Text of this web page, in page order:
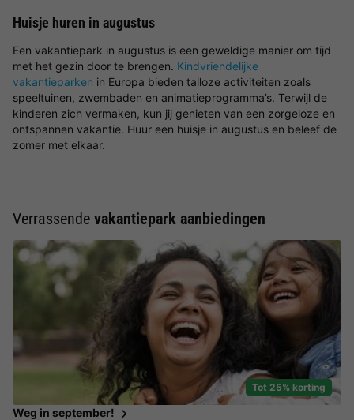
Huisje huren in augustus
Een vakantiepark in augustus is een geweldige manier om tijd
met het gezin door te brengen. Kindvriendelijke
vakantieparken in Europa bieden talloze activiteiten zoals
speeltuinen, zwembaden en animatieprogramma’s. Terwijl de
kinderen zich vermaken, kun jij genieten van een zorgeloze en
ontspannen vakantie. Huur een huisje in augustus en beleef de
zomer met elkaar.
Verrassende vakantiepark aanbiedingen
Tot 25% korting
Weg in september!